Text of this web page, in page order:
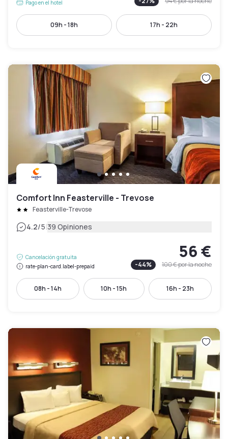
Pago en el hotel
09h - 18h 17h - 22h
Comfort Inn Feasterville - Trevose
Feasterville-Trevose
4.2/5|39 Opiniones
Cancelación gratuita
rate-plan-card.label-prepaid
56 €
-44% 100 €por la noche
08h - 14h 10h - 15h 16h - 23h